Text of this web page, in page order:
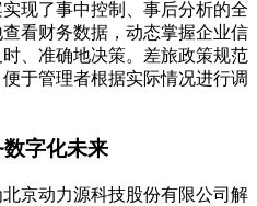
现了事中控制、事后分析的全
看财务数据，动态掌握企业信
、准确地决策。差旅政策规范
于管理者根据实际情况进行调
字化未来
京动力源科技股份有限公司解